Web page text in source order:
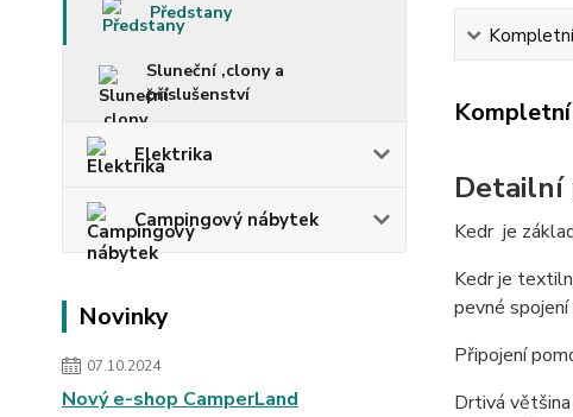
Předstany
Sluneční ,clony a
příslušenství
Elektrika
Campingový nábytek
Novinky
07.10.2024
Nový e-shop CamperLand
Detailní
Kedr je
Kedr je
pevné
Připojení
Drtivá